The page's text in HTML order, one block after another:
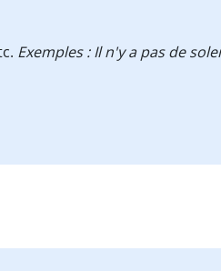
Exemples : Il n'y a pas de